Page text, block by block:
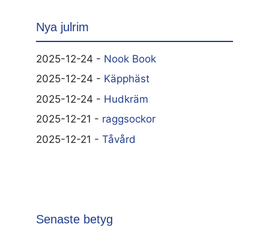
Nya julrim
2025-12-24 - Nook Book
2025-12-24 - Käpphäst
2025-12-24 - Hudkräm
2025-12-21 - raggsockor
2025-12-21 - Tåvård
Senaste betyg